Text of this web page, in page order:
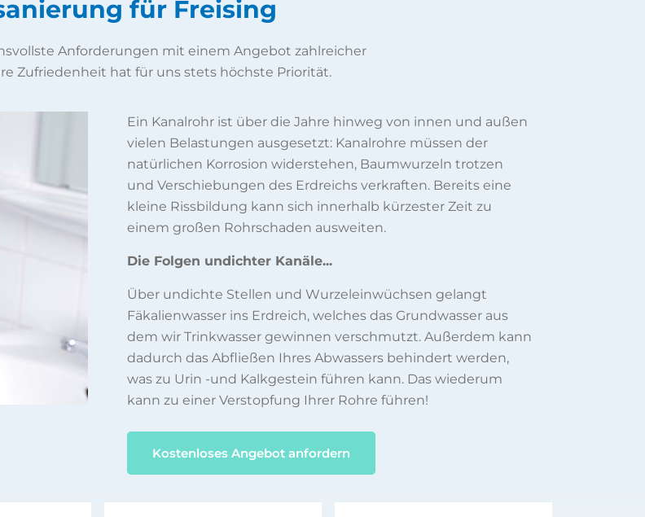
für Freising
Anforderungen mit einem Angebot zahlreicher
Zufriedenheit hat für uns stets höchste Priorität.
Ein Kanalrohr ist über die Jahre hinweg von innen und außen
vielen Belastungen ausgesetzt: Kanalrohre müssen der
natürlichen Korrosion widerstehen, Baumwurzeln trotzen
und Verschiebungen des Erdreichs verkraften. Bereits eine
kleine Rissbildung kann sich innerhalb kürzester Zeit zu
einem großen Rohrschaden ausweiten.
Die Folgen undichter Kanäle...
Über undichte Stellen und Wurzeleinwüchsen gelangt
Fäkalienwasser ins Erdreich, welches das Grundwasser aus
dem wir Trinkwasser gewinnen verschmutzt. Außerdem kann
dadurch das Abfließen Ihres Abwassers behindert werden,
was zu Urin -und Kalkgestein führen kann. Das wiederum
kann zu einer Verstopfung Ihrer Rohre führen!
Kostenloses Angebot anfordern